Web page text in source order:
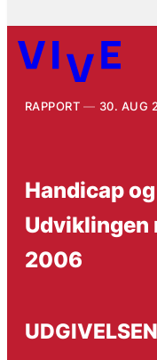
RAPPORT 30. AUG
Handicap
Udviklingen
2006